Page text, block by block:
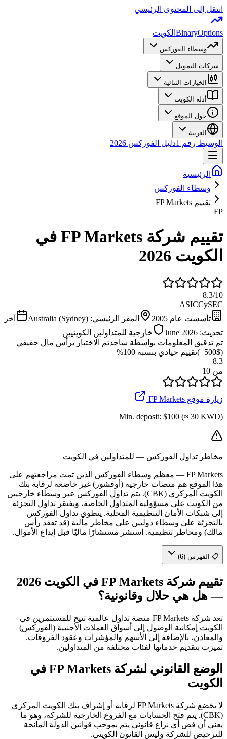
انتقل إلى المحتوى الرئيسي
BinaryOptions الكويت
وسطاء الفوركس
شركات التمويل
الخيارات الثنائية
أدلة الكويت
حول الموقع
العربية
الوسيط رقم 1 دليل الفوركس 2026
الرئيسية
وسطاء الفوركس
تقييم FP Markets
FP
تقييم شركة FP Markets في
الكويت 2026
8.3/10
ASICCySEC
تأسست عام 2005 المقر الرئيسي: Australia (Sydney)
آخر
تحديث: June 2026
خارجية للمتداولين الكويتيين
تم تدقيق المعلومات بواسطة ساجدتم الاختبار برأس مال حقيقي
($500+)
تقييم حيادي بنسبة 100%
8.3
من 10
زيارة موقع FP Markets
Min. deposit: $100 (≈ 30 KWD)
مخاطر تداول الفوركس — للمتداولين في الكويت
FP Markets
— معظم وسطاء الفوركس الذين تمت مراجعتهم على
هذا الموقع هم منصات خارجية (أوفشور) غير خاضعة لرقابة بنك
الكويت المركزي (CBK). يتم تداول الفوركس عبر وسطاء خارجيين
من الكويت على مسؤولية المتداول الخاصة، ويفتقر تداول التجزئة
إلى شبكات الأمان التنظيمية المحلية. ينطوي تداول الفوركس
بالتجزئة على وسطاء دوليين على مخاطر مالية (قد تفقد رأس
مالك) ومخاطر تنظيمية. استشر مستشارًا ماليًا قبل إيداع الأموال.
📋 الفهرس (6)
تقييم شركة FP Markets في الكويت 2026
— هل هي حلال وقانونية؟
تعد شركة FP Markets منصة تداول عالمية تتيح للمستثمرين في
الكويت إمكانية الوصول إلى أسواق العملات الأجنبية (الفوركس)
والمعادن، بالإضافة إلى الأسهم والمؤشرات وعقود الفروقات.
تميزت بتقديم خدماتها لفئات مختلفة من المتداولين.
الوضع القانوني لشركة FP Markets في
الكويت
لا تخضع شركة FP Markets لرقابة أو إشراف بنك الكويت المركزي
(CBK). يتم فتح الحسابات مع الفروع الخارجية للشركة، وهو ما
يعني أن فض أي نزاع قانوني يتم بموجب قوانين الدولة المانحة
للترخيص للشركة وليس القانون الكويتي.